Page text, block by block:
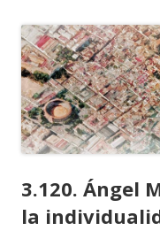
3.120. Ángel
la